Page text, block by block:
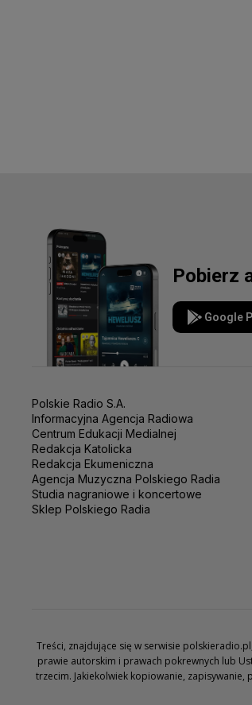
Pobierz
Google
Polskie Radio S.A.
Informacyjna Agencja Radiowa
Centrum Edukacji Medialnej
Redakcja Katolicka
Redakcja Ekumeniczna
Agencja Muzyczna Polskiego Radia
Studia nagraniowe i koncertowe
Sklep Polskiego Radia
Treści, znajdujące się w serwisie
prawie autorskim i prawach pokrewnych lub
trzecim. Jakiekolwiek kopiowanie,